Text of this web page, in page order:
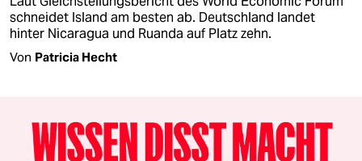
schneidet Island am besten ab. Deutschland landet
hinter Nicaragua und Ruanda auf Platz zehn.
Von Patricia Hecht